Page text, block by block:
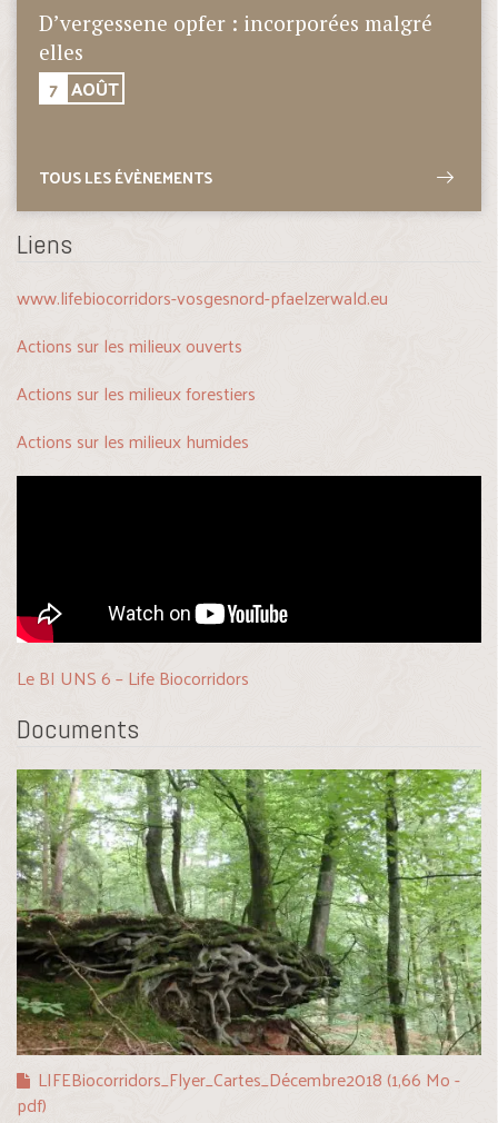
D’vergessene opfer : incorporées malgré
elles
7 AOÛT
TOUS LES ÉVÈNEMENTS
Liens
www.lifebiocorridors-vosgesnord-pfaelzerwald.eu
Actions sur les milieux ouverts
Actions sur les milieux forestiers
Actions sur les milieux humides
Le BI UNS 6 – Life Biocorridors
Documents
LIFEBiocorridors_Flyer_Cartes_Décembre2018 (1,66 Mo -
pdf)